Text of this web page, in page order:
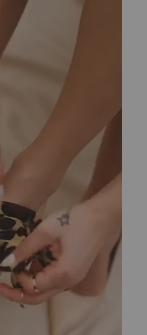
звезд
Ulyana
Ченнинг Татум
раз